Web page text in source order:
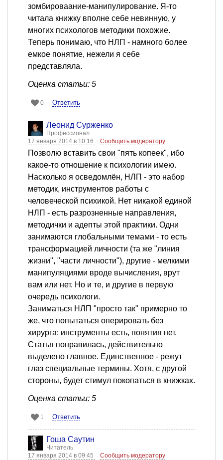
зомбироваание-манипулирование. Я-то
читала книжку вполне себе невинную, у
многих психологов методики похожие.
Теперь понимаю, что НЛП - намного более
емкое понятие, нежели я себе
представляла.
Оценка статьи: 5
0 Ответить
Леонид Сурженко
Профессионал
17 января 2014 в 10:16
Сообщить модератору
Позволю вставить свои "пять копеек", ибо
какое-то отношение к психологии имею.
Насколько я осведомлён, НЛП - это набор
методик, инструментов работы с
человеческой психикой. Нет никакой единой
НЛП - есть разрозненные направления,
методички и адепты этой практики. Одни
занимаются глобальными темами - то есть
трансформацией личности (та же "линия
жизни", "части личности"), другие - мелкими
манипуляциями вроде вычисления, врут
вам или нет. Но и те, и другие в первую
очередь психологи.
Заниматься НЛП "просто так" примерно то
же, что попытаться оперировать без
хирурга: инструменты есть, понятия нет.
Статья понравилась, действительно
выделено главное. Единственное - режут
глаз специальные термины. Хотя, с другой
стороны, будет стимул покопаться в книжках.
Оценка статьи: 5
1 Ответить
Гоша Саутин
Читатель
17 января 2014 в 09:45
Сообщить модератору